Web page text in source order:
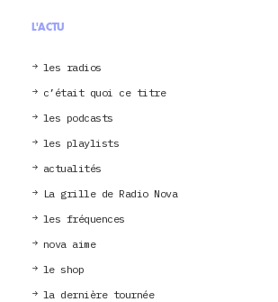
L'ACTU
les radios
c’était quoi ce titre
les podcasts
les playlists
actualités
La grille de Radio Nova
les fréquences
nova aime
le shop
la dernière tournée